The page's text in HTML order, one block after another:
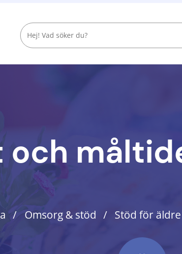
och
Omsorg & stöd Stöd för äldre